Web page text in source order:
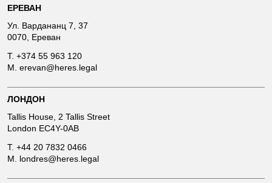
ЕРЕВАН
Ул. Вардананц 7, 37
0070, Ереван
T. +374 55 963 120
M. erevan@heres.legal
ЛОНДОН
Tallis House, 2 Tallis Street
London EC4Y-0AB
T. +44 20 7832 0466
M. londres@heres.legal